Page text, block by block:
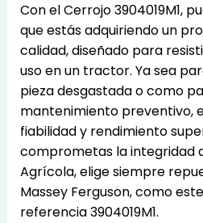
Con el Cerrojo 3904019M1,
que estás adquiriendo un
calidad, diseñado para
uso en un tractor. Ya sea
pieza desgastada o como
mantenimiento preventivo,
fiabilidad y rendimiento
comprometas la integridad
Agrícola, elige siempre
Massey Ferguson, como
referencia 3904019M1.